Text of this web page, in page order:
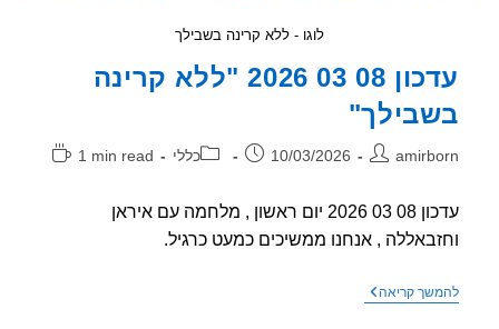
לוגו - ללא קרינה בשבילך
עדכון 08 03 2026 "ללא קרינה
פורסם:
10/03/2026 קטגוריה:
כללי
זמן
1 min read
עדכון 08 03 2026 יום ראשון , מלחמה עם איראן
, אנחנו ממשיכים כמעט כרגיל.
קריאהעדכון